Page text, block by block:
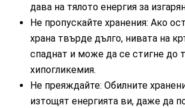
дава на тялото енергия за
Не пропускайте хранения: Ако
храна твърде дълго, нивата на
спаднат и може да се стигне до
хипогликемия.
Не преяждайте: Обилните
изтощят енергията ви, даже да